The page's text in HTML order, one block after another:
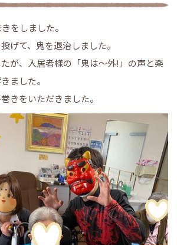
をしました。
げて、鬼を退治しました。
が、入居者様の「鬼は～外!」の声と楽
ました。
きをいただきました。